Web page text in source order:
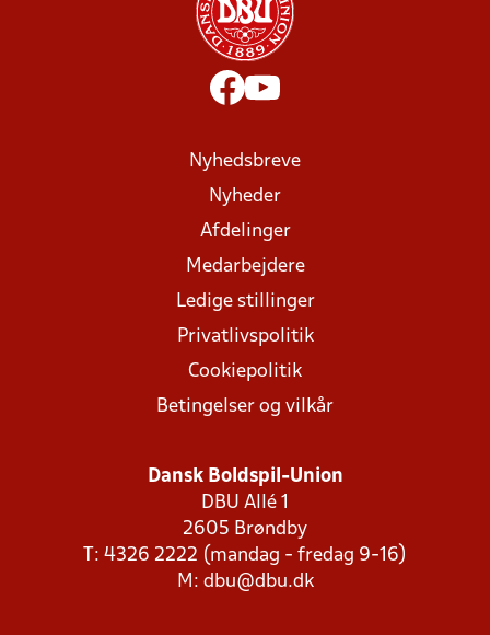
Nyhedsbreve
Nyheder
Afdelinger
Medarbejdere
Ledige stillinger
Privatlivspolitik
Cookiepolitik
Betingelser og vilkår
Dansk Boldspil-Union
DBU Allé 1
2605 Brøndby
T: 4326 2222 (mandag - fredag 9-16)
M: dbu@dbu.dk